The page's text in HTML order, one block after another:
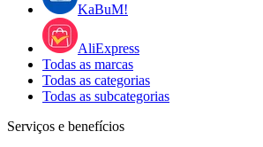
KaBuM!
AliExpress
Todas as marcas
Todas as categorias
Todas as subcategorias
Serviços e benefícios